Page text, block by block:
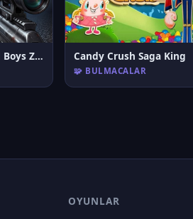
Good Guys & Bad Boys Zombie Survival GUI Candy Crush Saga King
🧩 BULMACALAR
OYUNLAR